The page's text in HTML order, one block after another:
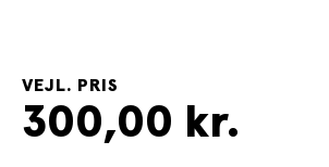
VEJL. PRIS
300,00 kr.